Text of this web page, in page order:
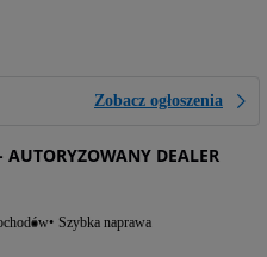
Zobacz ogłoszenia
DEALER
Szybka naprawa